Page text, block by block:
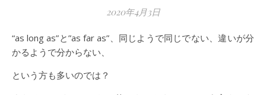
2020年4月3日
“as long as”と”as far as”、同じようで同じでない、違いが分
かるようで分からない、
という方も多いのでは？